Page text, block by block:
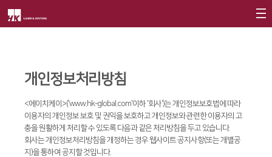
회사연혁
CI소개
FS Series
FL3015
서비스
트레이닝∨
투자정보
재무정보
사회공헌
개인정보처리방침
<에이치케이>('www.hk-global.com'이하 '회사')는 개인정보보호법에 따라
이용자의 개인정보 보호 및 권익을 보호하고 개인정보와 관련한 이용자의 고
충을 원활하게 처리할 수 있도록 다음과 같은 처리방침을 두고 있습니다.
회사는 개인정보처리방침을 개정하는 경우 웹사이트 공지사항(또는 개별공
지)을 통하여 공지할 것입니다.